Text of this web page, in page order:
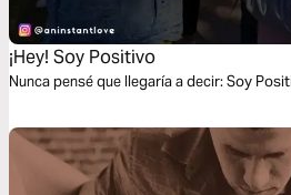
¡Hey! Soy Positivo